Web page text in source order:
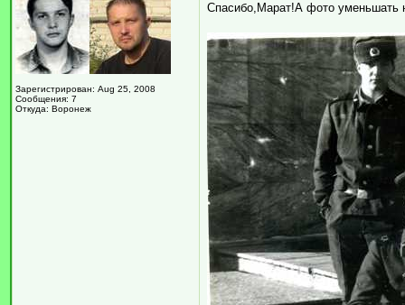
Зарегистрирован: Aug 25, 2008
Сообщения: 7
Откуда: Воронеж
Cпасибо,Марат!А фото уменьшать